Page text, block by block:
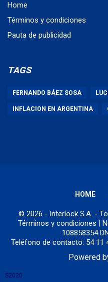
Home
Términos y condiciones
Pauta de publicidad
TAGS
FERNANDO BÁEZ SOSA
INFLACION EN ARGENTINA
HOME
© 2026 - Interlock S.A. -
Términos y condiciones |
108858354
Teléfono de contacto: 54 11
Powered
S2020